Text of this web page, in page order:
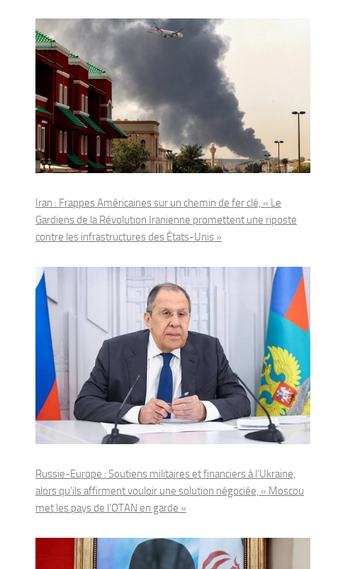
Iran : Frappes Américaines sur un chemin de fer clé, « Le
Gardiens de la Révolution Iranienne promettent une riposte
contre les infrastructures des États-Unis »
Russie-Europe : Soutiens militaires et financiers à l’Ukraine,
alors qu’ils affirment vouloir une solution négociée, « Moscou
met les pays de l’OTAN en garde »